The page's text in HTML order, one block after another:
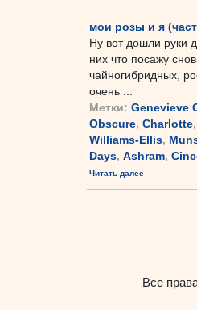
мои розы и я
Ну вот дошли руки
них что посажу
чайногибридных,
очень ...
Метки: Genevieve
Obscure, Charlotte
Williams-Ellis,
Days, Ashram,
Читать далее
Все